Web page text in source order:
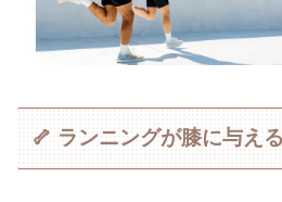
🦴 ランニングが膝に与え